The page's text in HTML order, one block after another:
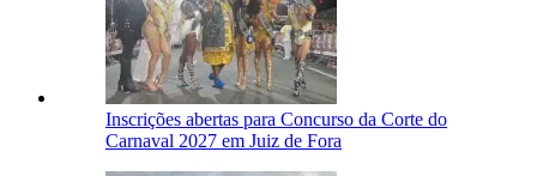
Inscrições abertas para Concurso da Corte do
Carnaval 2027 em Juiz de Fora